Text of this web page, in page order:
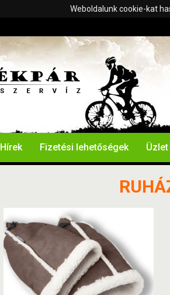
Weboldalunk cookie-kat
Hírek Fizetési lehetőségek